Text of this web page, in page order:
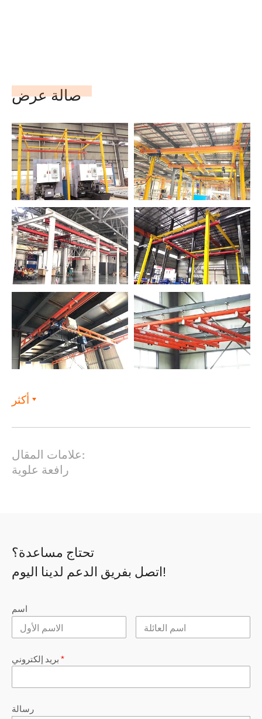
صالة عرض
أكثر
علامات المقال:
رافعة علوية
تحتاج مساعدة؟
اتصل بفريق الدعم لدينا اليوم!
اسم
*
رسالة